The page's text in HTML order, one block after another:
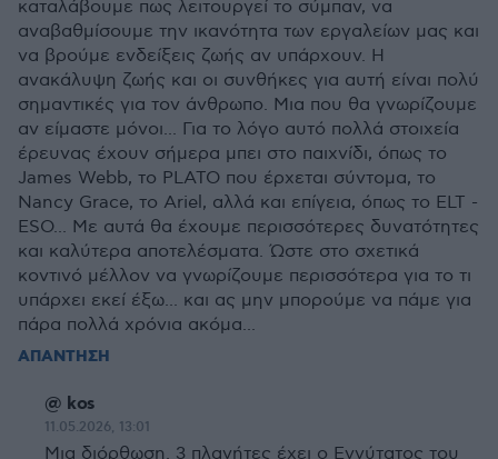
καταλάβουμε πως λειτουργεί το σύμπαν, να
αναβαθμίσουμε την ικανότητα των εργαλείων μας και
να βρούμε ενδείξεις ζωής αν υπάρχουν. Η
ανακάλυψη ζωής και οι συνθήκες για αυτή είναι πολύ
σημαντικές για τον άνθρωπο. Μια που θα γνωρίζουμε
αν είμαστε μόνοι... Για το λόγο αυτό πολλά στοιχεία
έρευνας έχουν σήμερα μπει στο παιχνίδι, όπως το
James Webb, το PLATO που έρχεται σύντομα, το
Nancy Grace, το Ariel, αλλά και επίγεια, όπως το ELT -
ESO... Με αυτά θα έχουμε περισσότερες δυνατότητες
και καλύτερα αποτελέσματα. Ώστε στο σχετικά
κοντινό μέλλον να γνωρίζουμε περισσότερα για το τι
υπάρχει εκεί έξω... και ας μην μπορούμε να πάμε για
πάρα πολλά χρόνια ακόμα...
ΑΠΑΝΤΗΣΗ
@ kos
11.05.2026, 13:01
Μια διόρθωση. 3 πλανήτες έχει ο Εγγύτατος του